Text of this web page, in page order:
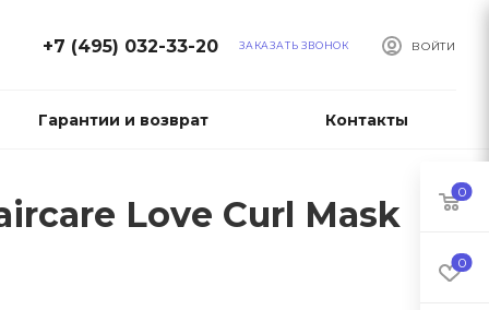
ВОЙТИ
+7 (495) 032-33-20 ЗАКАЗАТЬ ЗВОНОК
Гарантии и возврат Контакты
Love Curl Mask
0
0